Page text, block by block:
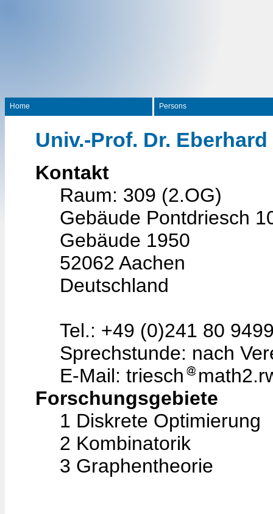
Home Persons
Univ.-Prof. Dr.
Kontakt
Raum: 309 (2.OG)
Gebäude Pontdriesch
Gebäude 1950
52062 Aachen
Deutschland
Tel.: +49 (0)241 80
Sprechstunde: nach
E-Mail: triesch
Forschungsgebiete
1 Diskrete Optimierung
2 Kombinatorik
3 Graphentheorie